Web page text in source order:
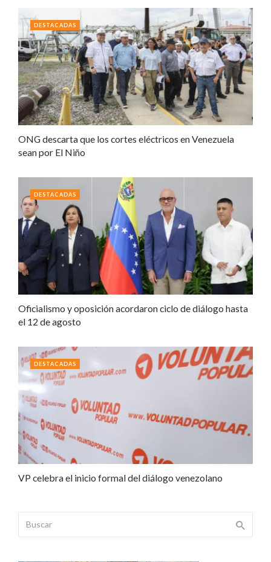
ONG descarta que los cortes eléctricos en Venezuela
sean por El Niño
DESTACADAS
Oficialismo y oposición acordaron ciclo de diálogo hasta
el 12 de agosto
DESTACADAS
VP celebra el inicio formal del diálogo venezolano
DESTACADAS